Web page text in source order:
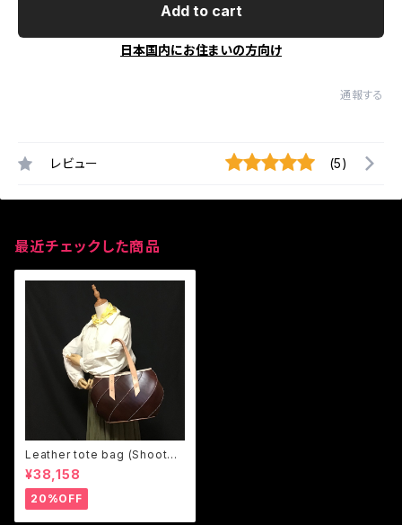
Add to cart
日本国内にお住まいの方向け
通報する
レビュー (5)
最近チェックした商品
Leather tote bag (Shooter1
3 change the design)
¥38,158
20%OFF